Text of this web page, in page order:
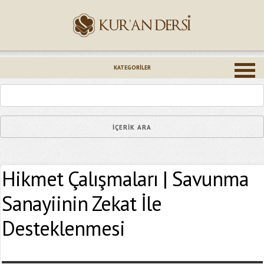
KATEGORILER
Hikmet Çalışmaları | Savunma
Sanayiinin Zekat İle
Desteklenmesi
Epostanız (*)
Yaşadığınız Hatanın Ayrıntıları